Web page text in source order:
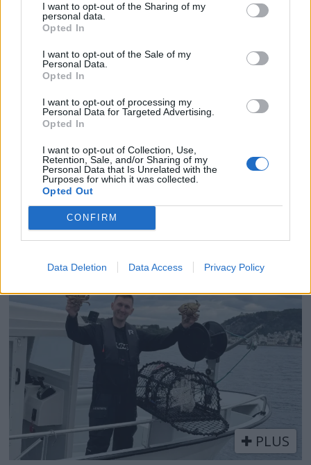
I want to opt-out of the Sharing of my
personal data.
Opted In
I want to opt-out of the Sale of my
Personal Data.
Opted In
I want to opt-out of processing my
Personal Data for Targeted Advertising.
Opted In
I want to opt-out of Collection, Use,
Retention, Sale, and/or Sharing of my
Personal Data that Is Unrelated with the
Purposes for which it was collected.
Opted Out
CONFIRM
Data Deletion Data Access Privacy Policy
PLUS
Prøvekjørt: Mesterlig
familiebåt på 39 fot fra
Marex
PLUS